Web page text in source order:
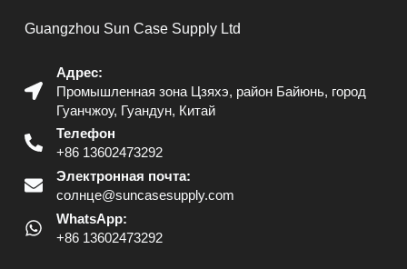
Guangzhou Sun Case Supply Ltd
Адрес:
Промышленная зона Цзяхэ, район Байюнь, город
Гуанчжоу, Гуандун, Китай
Телефон
+86 13602473292
Электронная почта:
солнце@suncasesupply.com
WhatsApp:
+86 13602473292